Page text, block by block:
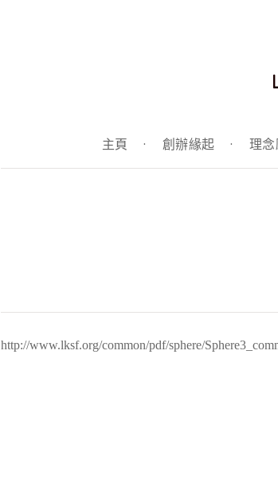
主頁 · 創辦緣起 · 理念
http://www.lksf.org/common/pdf/sphere/